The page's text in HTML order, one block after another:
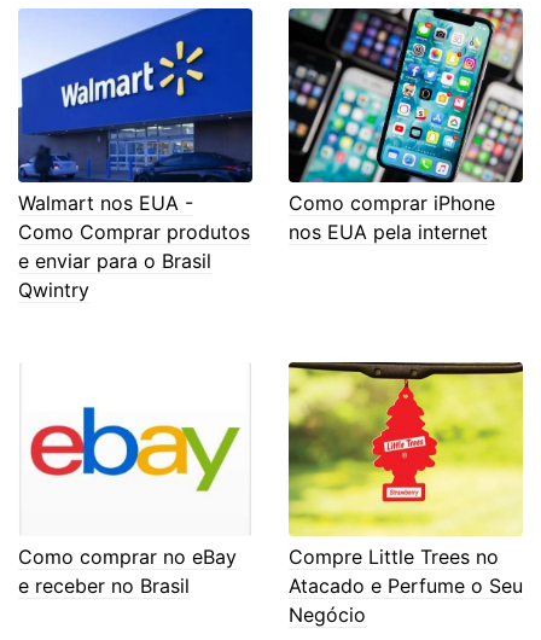
Walmart nos EUA -
Como Comprar produtos
e enviar para o Brasil
Qwintry
Como comprar iPhone
nos EUA pela internet
Como comprar no eBay
e receber no Brasil
Compre Little Trees no
Atacado e Perfume o Seu
Negócio